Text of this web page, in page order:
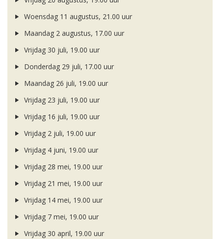
Woensdag 11 augustus, 21.00 uur
Maandag 2 augustus, 17.00 uur
Vrijdag 30 juli, 19.00 uur
Donderdag 29 juli, 17.00 uur
Maandag 26 juli, 19.00 uur
Vrijdag 23 juli, 19.00 uur
Vrijdag 16 juli, 19.00 uur
Vrijdag 2 juli, 19.00 uur
Vrijdag 4 juni, 19.00 uur
Vrijdag 28 mei, 19.00 uur
Vrijdag 21 mei, 19.00 uur
Vrijdag 14 mei, 19.00 uur
Vrijdag 7 mei, 19.00 uur
Vrijdag 30 april, 19.00 uur